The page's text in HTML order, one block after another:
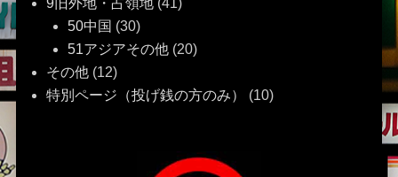
50中国 (30)
51アジアその他(20)
その他(12)
特別ページ（投げ銭の方のみ）
(10)